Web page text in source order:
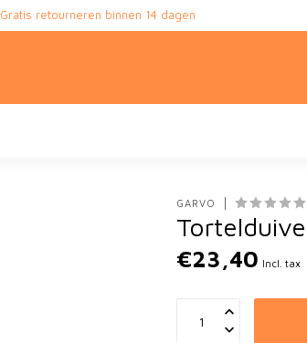
Gratis retourneren binnen 14 dagen
GARVO
€23,40 Incl. tax